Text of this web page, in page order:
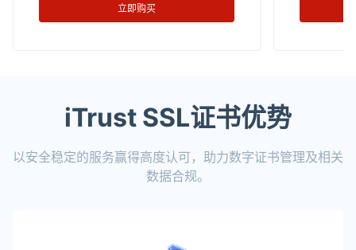
立即购买
iTrust SSL证书优势
以安全稳定的服务赢得高度认可，助力数字证书管理及相关
数据合规。